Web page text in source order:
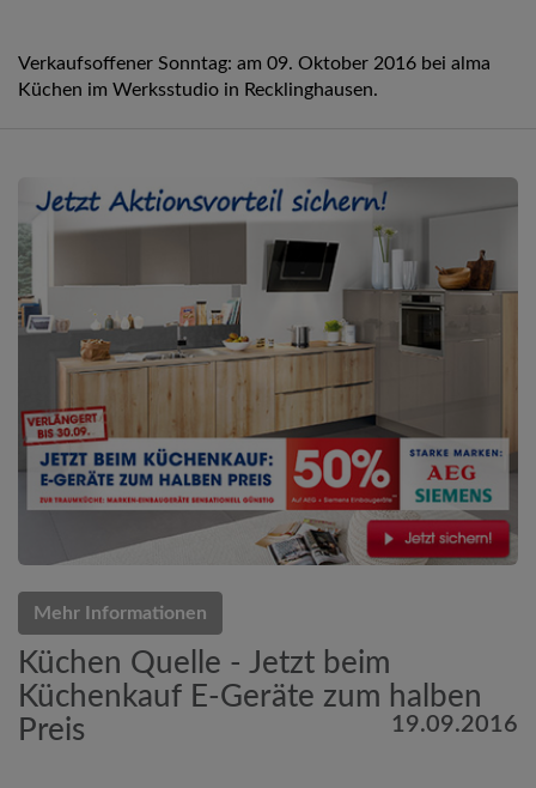
Verkaufsoffener Sonntag: am 09. Oktober 2016 bei alma
Küchen im Werksstudio in Recklinghausen.
Mehr Informationen
Küchen Quelle - Jetzt beim
Küchenkauf E-Geräte zum halben
Preis
19.09.2016